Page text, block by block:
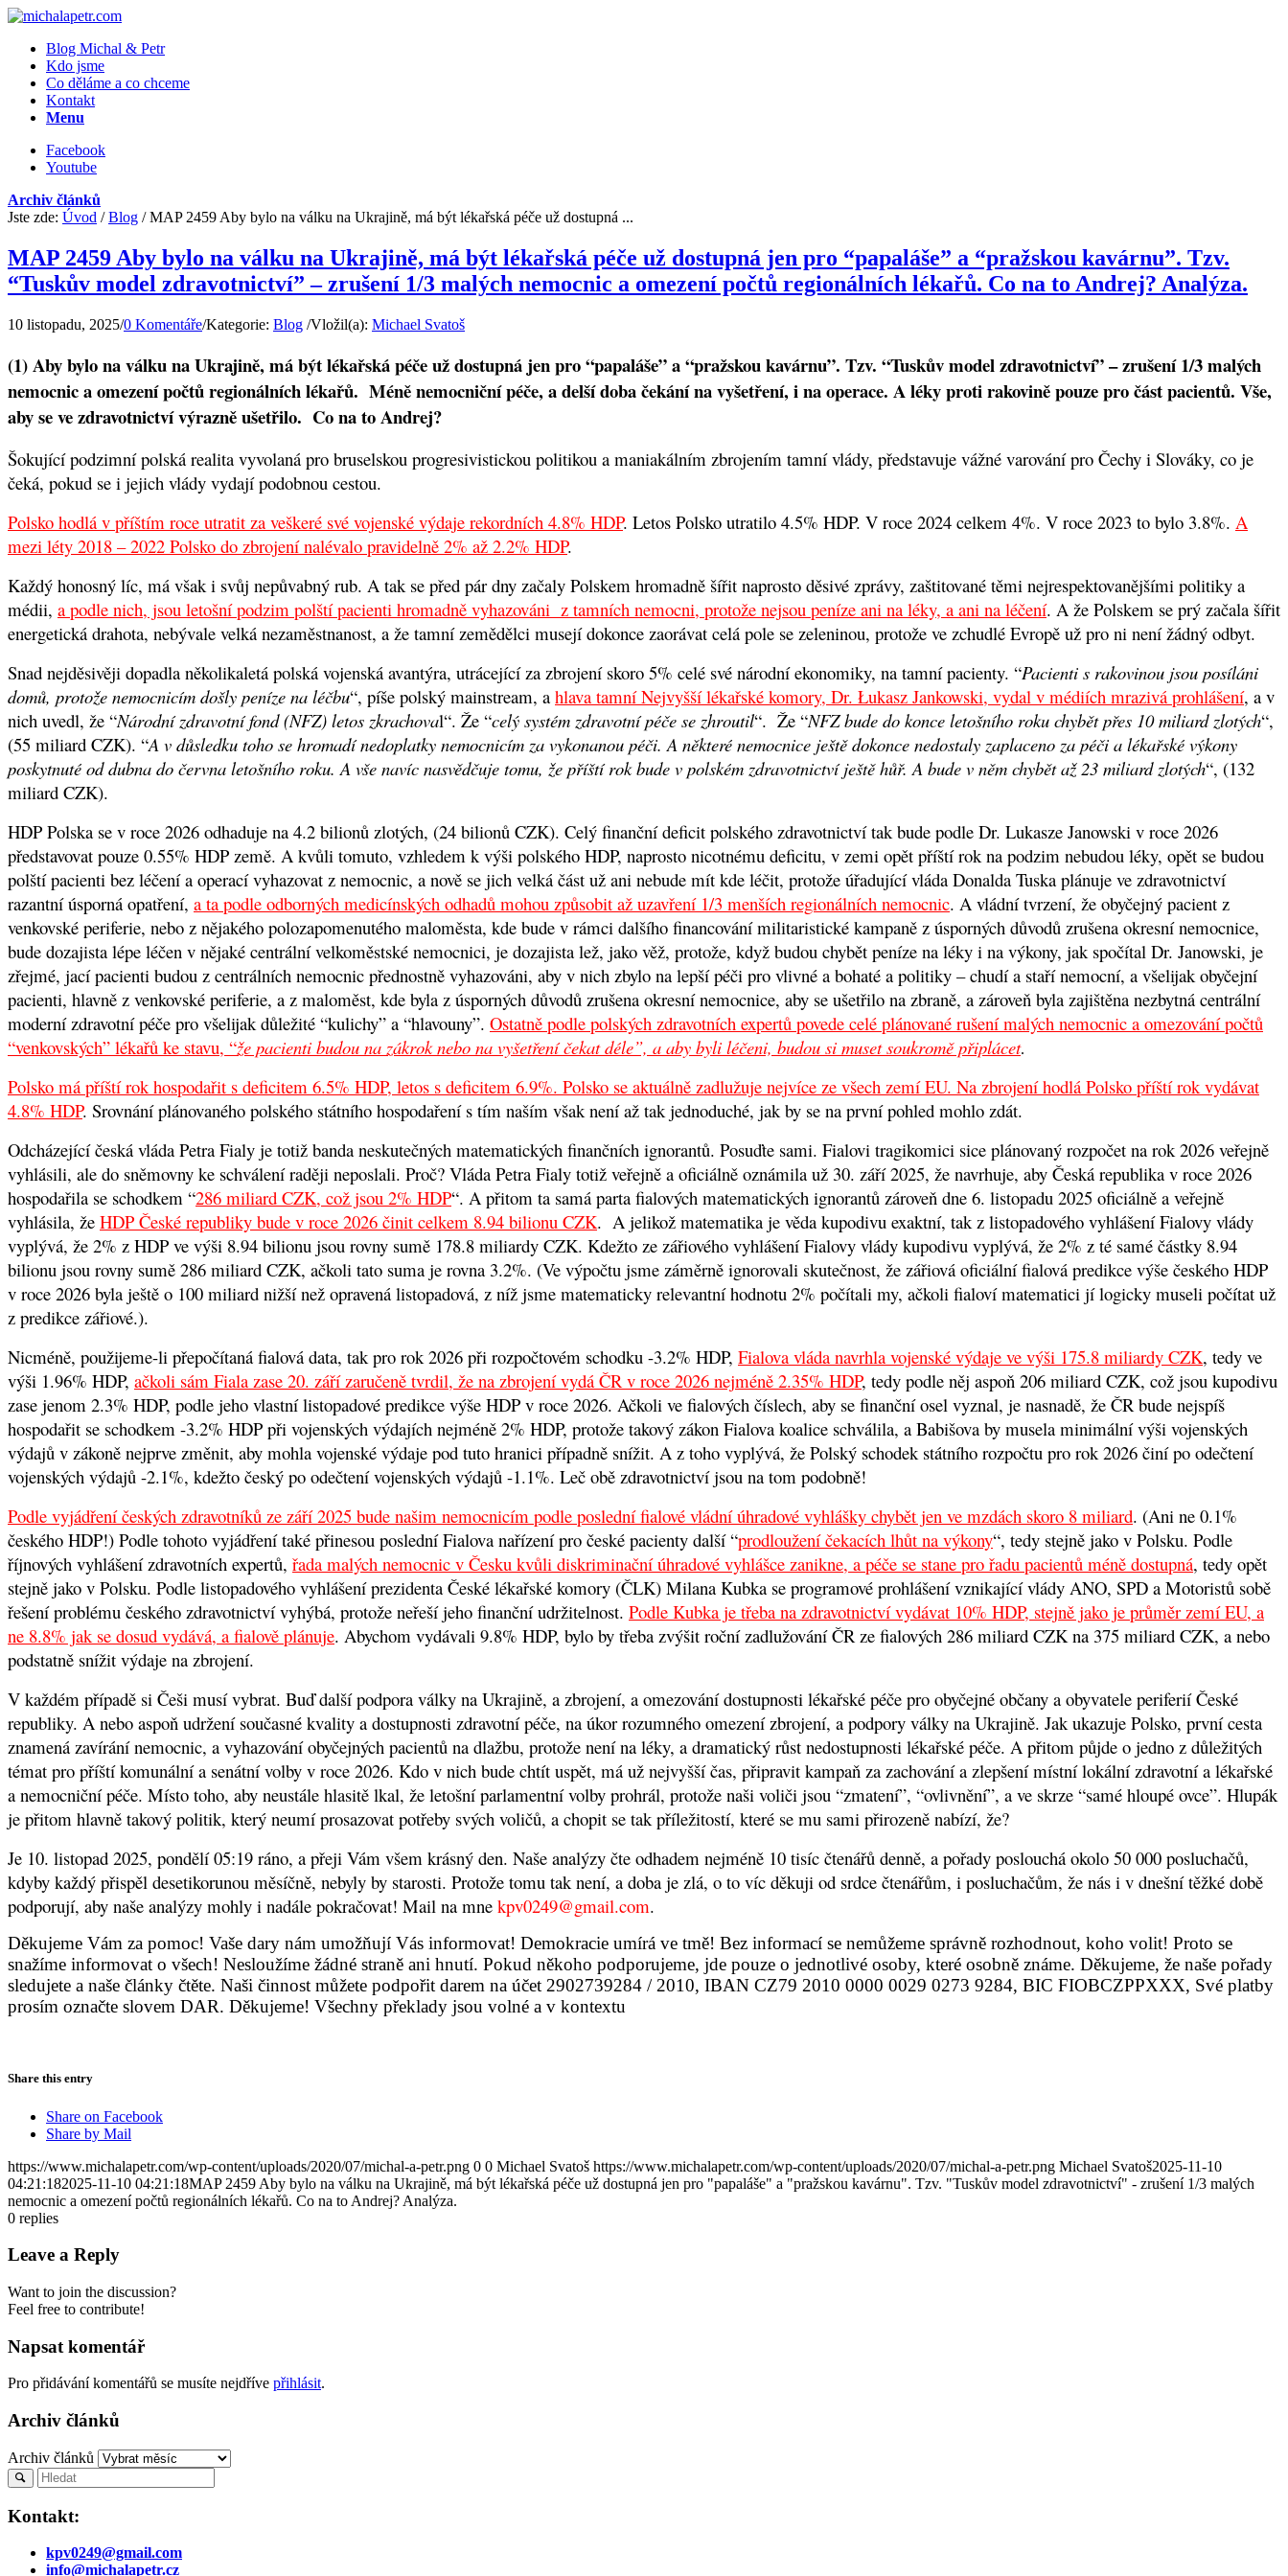
Blog Michal & Petr
Kdo jsme
Co děláme a co chceme
Kontakt
Menu
Facebook
Youtube
Archiv článků
Jste zde: Úvod / Blog / MAP 2459 Aby bylo na válku na Ukrajině, má být lékařská péče už dostupná ...
MAP 2459 Aby bylo na válku na Ukrajině, má být lékařská péče už dostupná jen pro “papaláše” a “pražskou kavárnu”. Tzv.
“Tuskův model zdravotnictví” – zrušení 1/3 malých nemocnic a omezení počtů regionálních lékařů. Co na to Andrej? Analýza.
10 listopadu, 2025/0 Komentáře/Kategorie: Blog /Vložil(a): Michael Svatoš
(1) Aby bylo na válku na Ukrajině, má být lékařská péče už dostupná jen pro “papaláše” a “pražskou kavárnu”. Tzv. “Tuskův model zdravotnictví” – zrušení 1/3 malých
nemocnic a omezení počtů regionálních lékařů. Méně nemocniční péče, a delší doba čekání na vyšetření, i na operace. A léky proti rakovině pouze pro část pacientů. Vše,
aby se ve zdravotnictví výrazně ušetřilo. Co na to Andrej?
Šokující podzimní polská realita vyvolaná pro bruselskou progresivistickou politikou a maniakálním zbrojením tamní vlády, představuje vážné varování pro Čechy i Slováky, co je
čeká, pokud se i jejich vlády vydají podobnou cestou.
Polsko hodlá v příštím roce utratit za veškeré své vojenské výdaje rekordních 4.8% HDP. Letos Polsko utratilo 4.5% HDP. V roce 2024 celkem 4%. V roce 2023 to bylo 3.8%. A
mezi léty 2018 – 2022 Polsko do zbrojení nalévalo pravidelně 2% až 2.2% HDP.
Každý honosný líc, má však i svůj nepůvabný rub. A tak se před pár dny začaly Polskem hromadně šířit naprosto děsivé zprávy, zaštitované těmi nejrespektovanějšími politiky a
médii, a podle nich, jsou letošní podzim polští pacienti hromadně vyhazováni z tamních nemocni, protože nejsou peníze ani na léky, a ani na léčení. A že Polskem se prý začala šířit
energetická drahota, nebývale velká nezaměstnanost, a že tamní zemědělci musejí dokonce zaorávat celá pole se zeleninou, protože ve zchudlé Evropě už pro ni není žádný odbyt.
Snad nejděsivěji dopadla několikaletá polská vojenská avantýra, utrácející za zbrojení skoro 5% celé své národní ekonomiky, na tamní pacienty. “Pacienti s rakovinou jsou posíláni
domů, protože nemocnicím došly peníze na léčbu“, píše polský mainstream, a hlava tamní Nejvyšší lékařské komory, Dr. Łukasz Jankowski, vydal v médiích mrazivá prohlášení, a v
nich uvedl, že “Národní zdravotní fond (NFZ) letos zkrachoval“. Že “celý systém zdravotní péče se zhroutil“. Že “NFZ bude do konce letošního roku chybět přes 10 miliard zlotých“,
(55 miliard CZK). “A v důsledku toho se hromadí nedoplatky nemocnicím za vykonanou péči. A některé nemocnice ještě dokonce nedostaly zaplaceno za péči a lékařské výkony
poskytnuté od dubna do června letošního roku. A vše navíc nasvědčuje tomu, že příští rok bude v polském zdravotnictví ještě hůř. A bude v něm chybět až 23 miliard zlotých“, (132
miliard CZK).
HDP Polska se v roce 2026 odhaduje na 4.2 bilionů zlotých, (24 bilionů CZK). Celý finanční deficit polského zdravotnictví tak bude podle Dr. Lukasze Janowski v roce 2026
představovat pouze 0.55% HDP země. A kvůli tomuto, vzhledem k výši polského HDP, naprosto nicotnému deficitu, v zemi opět příští rok na podzim nebudou léky, opět se budou
polští pacienti bez léčení a operací vyhazovat z nemocnic, a nově se jich velká část už ani nebude mít kde léčit, protože úřadující vláda Donalda Tuska plánuje ve zdravotnictví
razantní úsporná opatření, a ta podle odborných medicínských odhadů mohou způsobit až uzavření 1/3 menších regionálních nemocnic. A vládní tvrzení, že obyčejný pacient z
venkovské periferie, nebo z nějakého polozapomenutého maloměsta, kde bude v rámci dalšího financování militaristické kampaně z úsporných důvodů zrušena okresní nemocnice,
bude dozajista lépe léčen v nějaké centrální velkoměstské nemocnici, je dozajista lež, jako věž, protože, když budou chybět peníze na léky i na výkony, jak spočítal Dr. Janowski, je
zřejmé, jací pacienti budou z centrálních nemocnic přednostně vyhazováni, aby v nich zbylo na lepší péči pro vlivné a bohaté a politiky – chudí a staří nemocní, a všelijak obyčejní
pacienti, hlavně z venkovské periferie, a z maloměst, kde byla z úsporných důvodů zrušena okresní nemocnice, aby se ušetřilo na zbraně, a zároveň byla zajištěna nezbytná centrální
moderní zdravotní péče pro všelijak důležité “kulichy” a “hlavouny”. Ostatně podle polských zdravotních expertů povede celé plánované rušení malých nemocnic a omezování počtů
“venkovských” lékařů ke stavu, “že pacienti budou na zákrok nebo na vyšetření čekat déle”, a aby byli léčeni, budou si muset soukromě připlácet.
Polsko má příští rok hospodařit s deficitem 6.5% HDP, letos s deficitem 6.9%. Polsko se aktuálně zadlužuje nejvíce ze všech zemí EU. Na zbrojení hodlá Polsko příští rok vydávat
4.8% HDP. Srovnání plánovaného polského státního hospodaření s tím naším však není až tak jednoduché, jak by se na první pohled mohlo zdát.
Odcházející česká vláda Petra Fialy je totiž banda neskutečných matematických finančních ignorantů. Posuďte sami. Fialovi tragikomici sice plánovaný rozpočet na rok 2026 veřejně
vyhlásili, ale do sněmovny ke schválení raději neposlali. Proč? Vláda Petra Fialy totiž veřejně a oficiálně oznámila už 30. září 2025, že navrhuje, aby Česká republika v roce 2026
hospodařila se schodkem “286 miliard CZK, což jsou 2% HDP“. A přitom ta samá parta fialových matematických ignorantů zároveň dne 6. listopadu 2025 oficiálně a veřejně
vyhlásila, že HDP České republiky bude v roce 2026 činit celkem 8.94 bilionu CZK. A jelikož matematika je věda kupodivu exaktní, tak z listopadového vyhlášení Fialovy vlády
vyplývá, že 2% z HDP ve výši 8.94 bilionu jsou rovny sumě 178.8 miliardy CZK. Kdežto ze zářiového vyhlášení Fialovy vlády kupodivu vyplývá, že 2% z té samé částky 8.94
bilionu jsou rovny sumě 286 miliard CZK, ačkoli tato suma je rovna 3.2%. (Ve výpočtu jsme záměrně ignorovali skutečnost, že zářiová oficiální fialová predikce výše českého HDP
v roce 2026 byla ještě o 100 miliard nižší než opravená listopadová, z níž jsme matematicky relevantní hodnotu 2% počítali my, ačkoli fialoví matematici jí logicky museli počítat už
z predikce zářiové.).
Nicméně, použijeme-li přepočítaná fialová data, tak pro rok 2026 při rozpočtovém schodku -3.2% HDP, Fialova vláda navrhla vojenské výdaje ve výši 175.8 miliardy CZK, tedy ve
výši 1.96% HDP, ačkoli sám Fiala zase 20. září zaručeně tvrdil, že na zbrojení vydá ČR v roce 2026 nejméně 2.35% HDP, tedy podle něj aspoň 206 miliard CZK, což jsou kupodivu
zase jenom 2.3% HDP, podle jeho vlastní listopadové predikce výše HDP v roce 2026. Ačkoli ve fialových číslech, aby se finanční osel vyznal, je nasnadě, že ČR bude nejspíš
hospodařit se schodkem -3.2% HDP při vojenských výdajích nejméně 2% HDP, protože takový zákon Fialova koalice schválila, a Babišova by musela minimální výši vojenských
výdajů v zákoně nejprve změnit, aby mohla vojenské výdaje pod tuto hranici případně snížit. A z toho vyplývá, že Polský schodek státního rozpočtu pro rok 2026 činí po odečtení
vojenských výdajů -2.1%, kdežto český po odečtení vojenských výdajů -1.1%. Leč obě zdravotnictví jsou na tom podobně!
Podle vyjádření českých zdravotníků ze září 2025 bude našim nemocnicím podle poslední fialové vládní úhradové vyhlášky chybět jen ve mzdách skoro 8 miliard. (Ani ne 0.1%
českého HDP!) Podle tohoto vyjádření také přinesou poslední Fialova nařízení pro české pacienty další “prodloužení čekacích lhůt na výkony“, tedy stejně jako v Polsku. Podle
říjnových vyhlášení zdravotních expertů, řada malých nemocnic v Česku kvůli diskriminační úhradové vyhlášce zanikne, a péče se stane pro řadu pacientů méně dostupná, tedy opět
stejně jako v Polsku. Podle listopadového vyhlášení prezidenta České lékařské komory (ČLK) Milana Kubka se programové prohlášení vznikající vlády ANO, SPD a Motoristů sobě
řešení problému českého zdravotnictví vyhýbá, protože neřeší jeho finanční udržitelnost. Podle Kubka je třeba na zdravotnictví vydávat 10% HDP, stejně jako je průměr zemí EU, a
ne 8.8% jak se dosud vydává, a fialově plánuje. Abychom vydávali 9.8% HDP, bylo by třeba zvýšit roční zadlužování ČR ze fialových 286 miliard CZK na 375 miliard CZK, a nebo
podstatně snížit výdaje na zbrojení.
V každém případě si Češi musí vybrat. Buď další podpora války na Ukrajině, a zbrojení, a omezování dostupnosti lékařské péče pro obyčejné občany a obyvatele periferií České
republiky. A nebo aspoň udržení současné kvality a dostupnosti zdravotní péče, na úkor rozumného omezení zbrojení, a podpory války na Ukrajině. Jak ukazuje Polsko, první cesta
znamená zavírání nemocnic, a vyhazování obyčejných pacientů na dlažbu, protože není na léky, a dramatický růst nedostupnosti lékařské péče. A přitom půjde o jedno z důležitých
témat pro příští komunální a senátní volby v roce 2026. Kdo v nich bude chtít uspět, má už nejvyšší čas, připravit kampaň za zachování a zlepšení místní lokální zdravotní a lékařské
a nemocniční péče. Místo toho, aby neustále hlasitě lkal, že letošní parlamentní volby prohrál, protože naši voliči jsou “zmatení”, “ovlivnění”, a ve skrze “samé hloupé ovce”. Hlupák
je přitom hlavně takový politik, který neumí prosazovat potřeby svých voličů, a chopit se tak příležitostí, které se mu sami přirozeně nabízí, že?
Je 10. listopad 2025, pondělí 05:19 ráno, a přeji Vám všem krásný den. Naše analýzy čte odhadem nejméně 10 tisíc čtenářů denně, a pořady poslouchá okolo 50 000 posluchačů,
kdyby každý přispěl desetikorunou měsíčně, nebyly by starosti. Protože tomu tak není, a doba je zlá, o to víc děkuji od srdce čtenářům, i posluchačům, že nás i v dnešní těžké době
podporují, aby naše analýzy mohly i nadále pokračovat! Mail na mne kpv0249@gmail.com.
Děkujeme Vám za pomoc! Vaše dary nám umožňují Vás informovat! Demokracie umírá ve tmě! Bez informací se nemůžeme správně rozhodnout, koho volit! Proto se
snažíme informovat o všech! Nesloužíme žádné straně ani hnutí. Pokud někoho podporujeme, jde pouze o jednotlivé osoby, které osobně známe. Děkujeme, že naše pořady
sledujete a naše články čtěte. Naši činnost můžete podpořit darem na účet 2902739284 / 2010, IBAN CZ79 2010 0000 0029 0273 9284, BIC FIOBCZPPXXX, Své platby
prosím označte slovem DAR. Děkujeme! Všechny překlady jsou volné a v kontextu
Share this entry
Share on Facebook
Share by Mail
https://www.michalapetr.com/wp-content/uploads/2020/07/michal-a-petr.png 0 0 Michael Svatoš https://www.michalapetr.com/wp-content/uploads/2020/07/michal-a-petr.png Michael Svatoš2025-11-10
04:21:182025-11-10 04:21:18MAP 2459 Aby bylo na válku na Ukrajině, má být lékařská péče už dostupná jen pro "papaláše" a "pražskou kavárnu". Tzv. "Tuskův model zdravotnictví" - zrušení 1/3 malých
nemocnic a omezení počtů regionálních lékařů. Co na to Andrej? Analýza.
0 replies
Leave a Reply
Want to join the discussion?
Feel free to contribute!
Napsat komentář
Pro přidávání komentářů se musíte nejdříve přihlásit.
Archiv článků
Archiv článků
Kontakt:
kpv0249@gmail.com
info@michalapetr.cz